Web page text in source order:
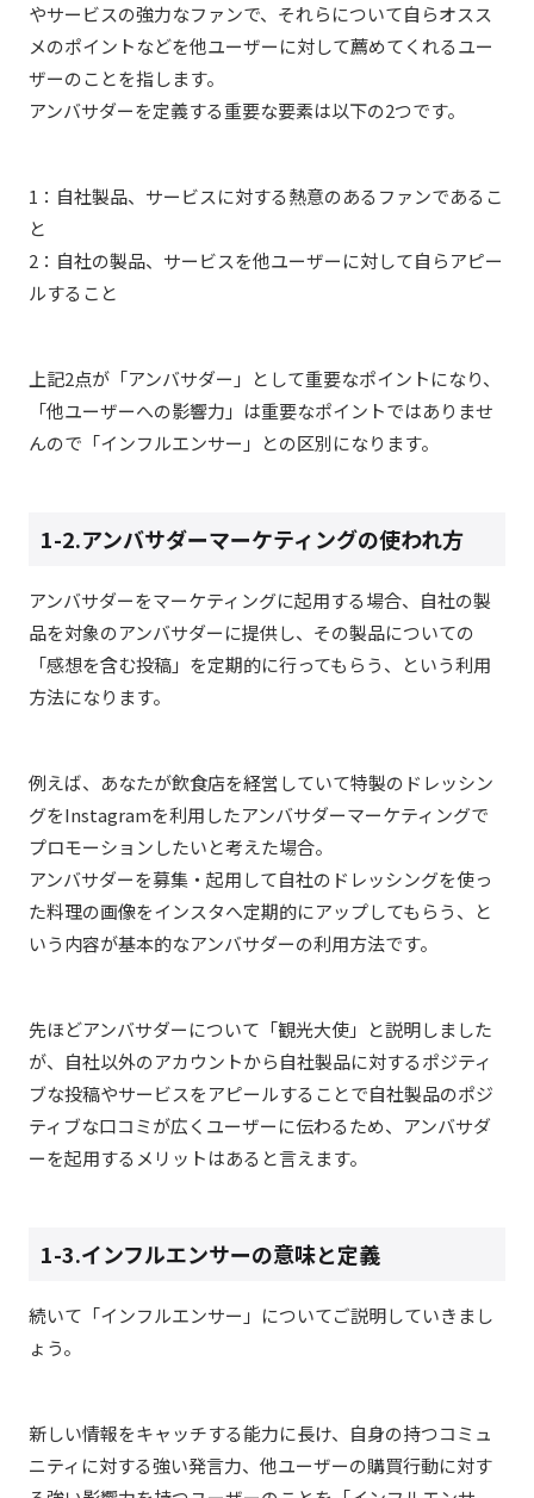
やサービスの強力なファンで、それらについて自らオスス
メのポイントなどを他ユーザーに対して薦めてくれるユー
ザーのことを指します。
アンバサダーを定義する重要な要素は以下の2つです。
1：自社製品、サービスに対する熱意のあるファンであるこ
と
2：自社の製品、サービスを他ユーザーに対して自らアピー
ルすること
上記2点が「アンバサダー」として重要なポイントになり、
「他ユーザーへの影響力」は重要なポイントではありませ
んので「インフルエンサー」との区別になります。
1-2.アンバサダーマーケティングの使われ方
アンバサダーをマーケティングに起用する場合、自社の製
品を対象のアンバサダーに提供し、その製品についての
「感想を含む投稿」を定期的に行ってもらう、という利用
方法になります。
例えば、あなたが飲食店を経営していて特製のドレッシン
グをInstagramを利用したアンバサダーマーケティングで
プロモーションしたいと考えた場合。
アンバサダーを募集・起用して自社のドレッシングを使っ
た料理の画像をインスタへ定期的にアップしてもらう、と
いう内容が基本的なアンバサダーの利用方法です。
先ほどアンバサダーについて「観光大使」と説明しました
が、自社以外のアカウントから自社製品に対するポジティ
ブな投稿やサービスをアピールすることで自社製品のポジ
ティブな口コミが広くユーザーに伝わるため、アンバサダ
ーを起用するメリットはあると言えます。
1-3.インフルエンサーの意味と定義
続いて「インフルエンサー」についてご説明していきまし
ょう。
新しい情報をキャッチする能力に長け、自身の持つコミュ
ニティに対する強い発言力、他ユーザーの購買行動に対す